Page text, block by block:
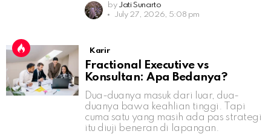
by Jati Sunarto
July 27, 2026, 5:08 pm
Karir
Fractional Executive vs
Konsultan: Apa Bedanya?
Dua-duanya masuk dari luar, dua-
duanya bawa keahlian tinggi. Tapi
cuma satu yang masih ada pas strategi
itu diuji beneran di lapangan.